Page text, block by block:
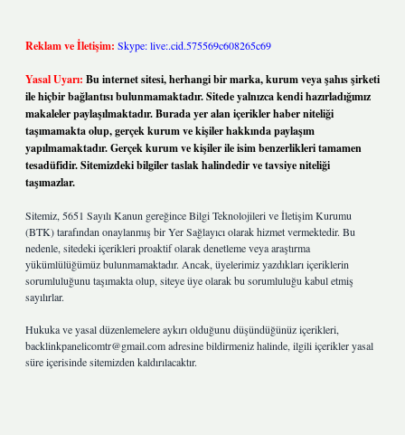
Reklam ve İletişim: Skype: live:.cid.575569c608265c69
Yasal Uyarı: Bu internet sitesi, herhangi bir marka, kurum veya şahıs şirketi
ile hiçbir bağlantısı bulunmamaktadır. Sitede yalnızca kendi hazırladığımız
makaleler paylaşılmaktadır. Burada yer alan içerikler haber niteliği
taşımamakta olup, gerçek kurum ve kişiler hakkında paylaşım
yapılmamaktadır. Gerçek kurum ve kişiler ile isim benzerlikleri tamamen
tesadüfidir. Sitemizdeki bilgiler taslak halindedir ve tavsiye niteliği
taşımazlar.
Sitemiz, 5651 Sayılı Kanun gereğince Bilgi Teknolojileri ve İletişim Kurumu
(BTK) tarafından onaylanmış bir Yer Sağlayıcı olarak hizmet vermektedir. Bu
nedenle, sitedeki içerikleri proaktif olarak denetleme veya araştırma
yükümlülüğümüz bulunmamaktadır. Ancak, üyelerimiz yazdıkları içeriklerin
sorumluluğunu taşımakta olup, siteye üye olarak bu sorumluluğu kabul etmiş
sayılırlar.
Hukuka ve yasal düzenlemelere aykırı olduğunu düşündüğünüz içerikleri,
backlinkpanelicomtr@gmail.comadresine bildirmeniz halinde, ilgili içerikler yasal
süre içerisinde sitemizden kaldırılacaktır.